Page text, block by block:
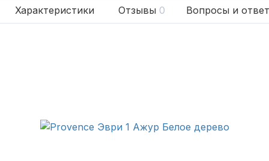
Характеристики Отзывы 0 Вопросы и